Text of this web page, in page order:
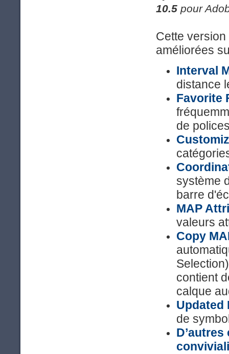
10.5 pour
Cette
améliorées
Interval
distance
Favorite
de
système
barre
MAP
valeurs
Copy
contient
calque
Updated
de